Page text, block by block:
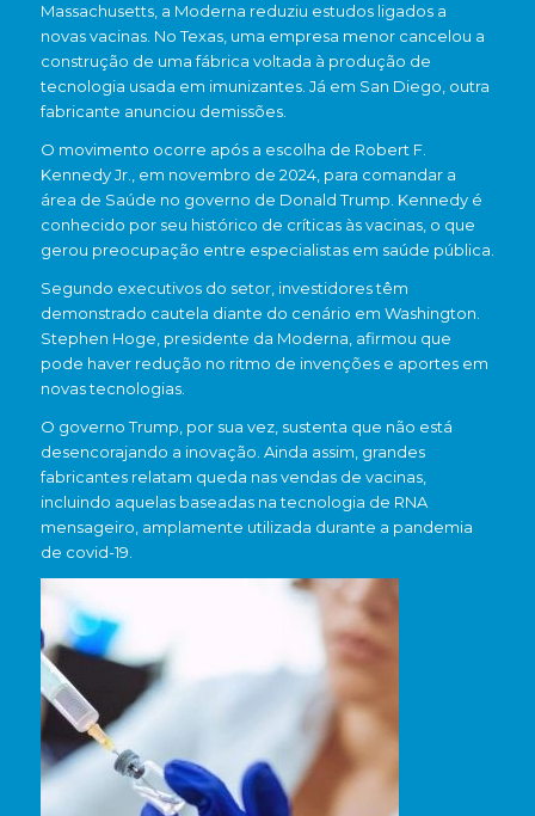
Massachusetts, a Moderna reduziu estudos ligados a
novas vacinas. No Texas, uma empresa menor cancelou a
construção de uma fábrica voltada à produção de
tecnologia usada em imunizantes. Já em San Diego, outra
fabricante anunciou demissões.
O movimento ocorre após a escolha de Robert F.
Kennedy Jr.
, em novembro de 2024, para comandar a
área de Saúde no governo de Donald Trump . Kennedy é
conhecido por seu histórico de críticas às vacinas, o que
gerou preocupação entre especialistas em saúde pública.
Segundo executivos do setor, investidores têm
demonstrado cautela diante do cenário em Washington.
Stephen Hoge, presidente da Moderna, afirmou que
pode haver redução no ritmo de invenções e aportes em
novas tecnologias.
O governo Trump, por sua vez, sustenta que não está
desencorajando a inovação. Ainda assim, grandes
fabricantes relatam queda nas vendas de vacinas,
incluindo aquelas baseadas na tecnologia de RNA
mensageiro, amplamente utilizada durante a pandemia
de covid-19.